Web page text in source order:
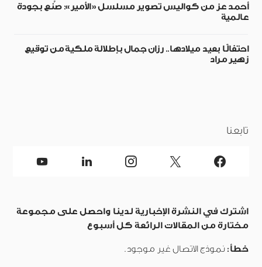
أحمد عز من كواليس تصوير مسلسل «الأمير»: صُنع بجودة
عالمية
احتفالًا بعيد ميلادها.. رزان جمال بإطلالة ملكية من توقيع
زهير مراد
تابعنا
اشترك في النشرة الإخبارية لدينا واحصل على مجموعة
مختارة من المقالات الرائعة كل أسبوع
خطأ: نموذج الاتصال غير موجود.